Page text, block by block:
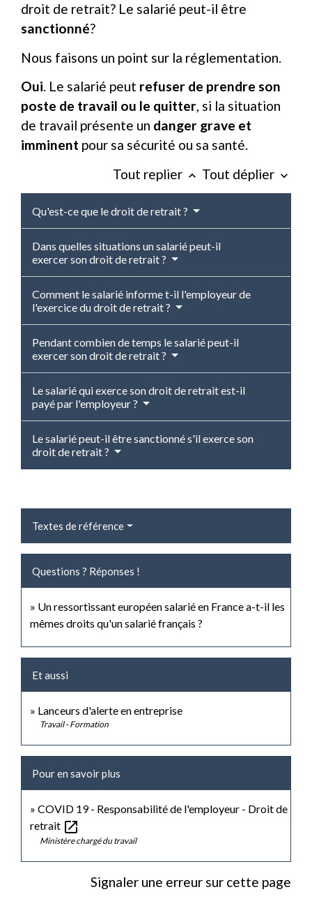
droit de retrait? Le salarié peut-il être
sanctionné?
Nous faisons un point sur la réglementation.
Oui. Le salarié peut refuser de prendre son
poste de travail ou le quitter, si la situation
de travail présente un danger grave et
imminent pour sa sécurité ou sa santé.
Tout replier keyboard_arrow_up Tout déplier keyboard_arrow_down
Qu'est-ce que le droit de retrait ?
Dans quelles situations un salarié peut-il
exercer son droit de retrait ?
Comment le salarié informe t-il l'employeur de
l'exercice du droit de retrait ?
Pendant combien de temps le salarié peut-il
exercer son droit de retrait ?
Le salarié qui exerce son droit de retrait est-il
payé par l'employeur ?
Le salarié peut-il être sanctionné s'il exerce son
droit de retrait ?
Textes de référence
Questions ? Réponses !
Un ressortissant européen salarié en France a-t-il les
mêmes droits qu'un salarié français ?
Et aussi
Lanceurs d'alerte en entreprise
Travail - Formation
Pour en savoir plus
COVID 19 - Responsabilité de l'employeur - Droit de
retrait open_in_new
Ministère chargé du travail
Signaler une erreur sur cette page